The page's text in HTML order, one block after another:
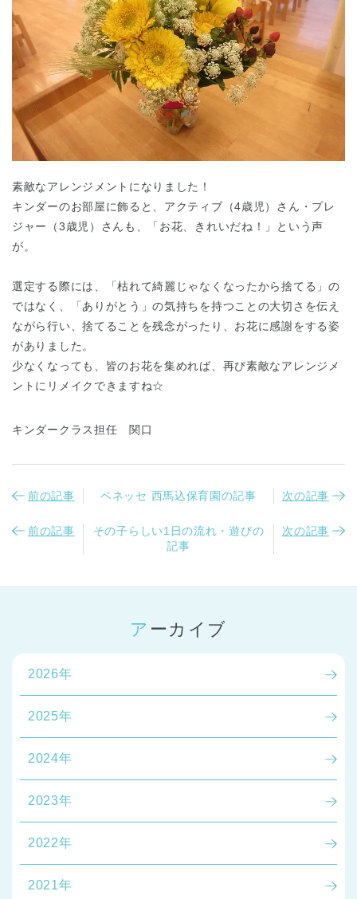
素敵なアレンジメントになりました！
キンダーのお部屋に飾ると、アクティブ（4歳児）さん・プレ
ジャー（3歳児）さんも、「お花、きれいだね！」という声
が。
選定する際には、「枯れて綺麗じゃなくなったから捨てる」の
ではなく、「ありがとう」の気持ちを持つことの大切さを伝え
ながら行い、捨てることを残念がったり、お花に感謝をする姿
がありました。
少なくなっても、皆のお花を集めれば、再び素敵なアレンジメ
ントにリメイクできますね☆
キンダークラス担任 関口
前の記事 ベネッセ 西馬込保育園の記事 次の記事
前の記事
その子らしい1日の流れ・遊びの
記事
次の記事
アーカイブ
2026年
2025年
2024年
2023年
2022年
2021年